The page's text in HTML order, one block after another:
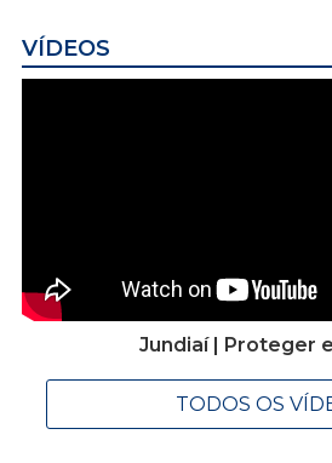
VÍDEOS
Jundiaí | Proteger
TODOS OS